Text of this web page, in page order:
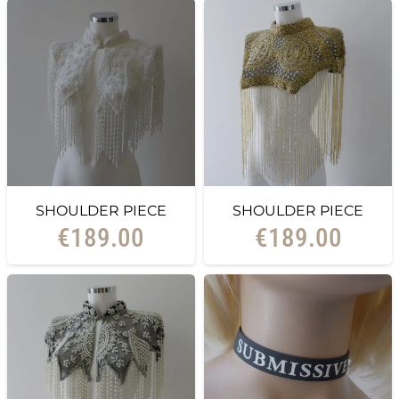
SHOULDER PIECE
€189.00
SHOULDER PIECE
€189.00